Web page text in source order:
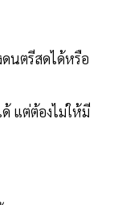
ดนตรีสดได้หรือ
แต่ต้องไม่ให้มี